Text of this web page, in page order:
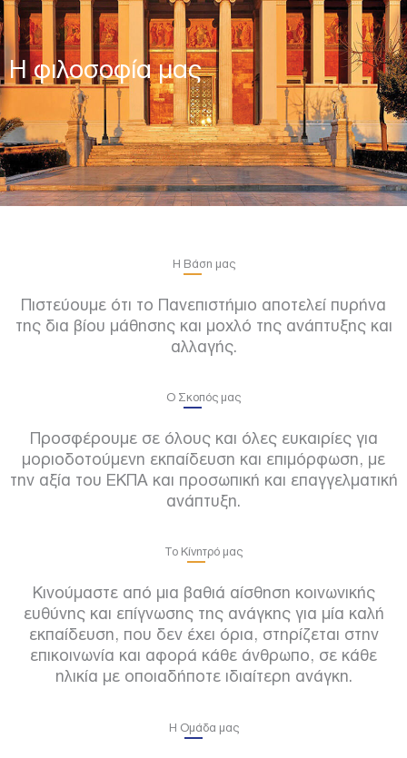
Η φιλοσοφία μας
Η Βάση μας
Πιστεύουμε ότι το Πανεπιστήμιο αποτελεί πυρήνα
της δια βίου μάθησης και μοχλό της ανάπτυξης και
αλλαγής.
Ο Σκοπός μας
Προσφέρουμε σε όλους και όλες ευκαιρίες για
μοριοδοτούμενη εκπαίδευση και επιμόρφωση, με
την αξία του ΕΚΠΑ και προσωπική και επαγγελματική
ανάπτυξη.
Το Κίνητρό μας
Κινούμαστε από μια βαθιά αίσθηση κοινωνικής
ευθύνης και επίγνωσης της ανάγκης για μία καλή
εκπαίδευση, που δεν έχει όρια, στηρίζεται στην
επικοινωνία και αφορά κάθε άνθρωπο, σε κάθε
ηλικία με οποιαδήποτε ιδιαίτερη ανάγκη.
Η Ομάδα μας